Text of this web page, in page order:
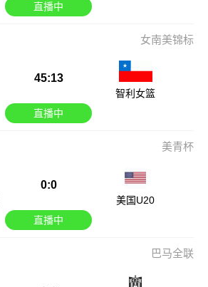
直播中
女南美锦标
45:13
智利女篮
直播中
美青杯
0:0
美国U20
直播中
巴马全联